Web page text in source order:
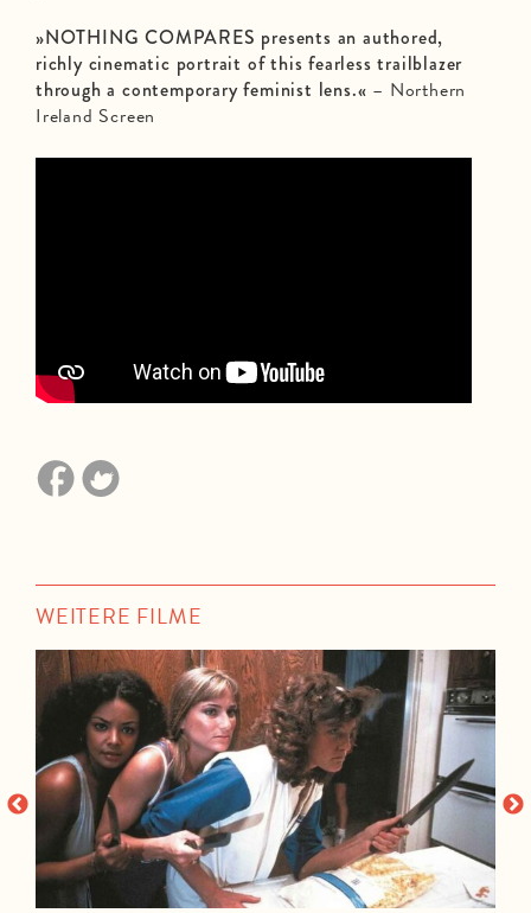
»NOTHING COMPARES presents an authored,
richly cinematic portrait of this fearless trailblazer
through a contemporary feminist lens.« – Northern
Ireland Screen
WEITERE FILME